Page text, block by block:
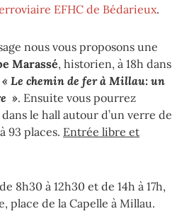
EFHC de Bédarieux.
nous vous proposons une
Marassé, historien, à 18h dans
« Le chemin de fer à Millau: un
». Ensuite vous pourrez
le hall autour d’un verre de
93 places. Entrée libre et
8h30 à 12h30 et de 14h à 17h,
place de la Capelle à Millau.